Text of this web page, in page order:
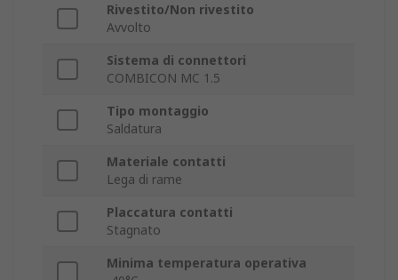
Rivestito/Non rivestito
Avvolto
Sistema di connettori
COMBICON MC 1.5
Tipo montaggio
Saldatura
Materiale contatti
Lega di rame
Placcatura contatti
Stagnato
Minima temperatura operativa